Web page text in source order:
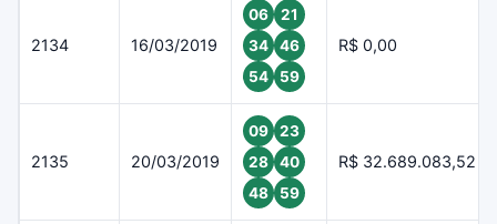
2134 16/03/2019
06
21
34
46
54
59
R$ 0,00
2135 20/03/2019
09
23
28
40
48
59
R$ 32.689.083,52